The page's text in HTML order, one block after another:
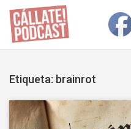
Etiqueta: brainrot